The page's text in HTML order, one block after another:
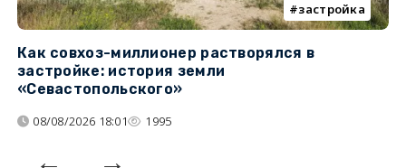
застройка
Как совхоз-миллионер растворялся в
застройке: история земли
«Севастопольского»
08/08/2026 18:01 1995